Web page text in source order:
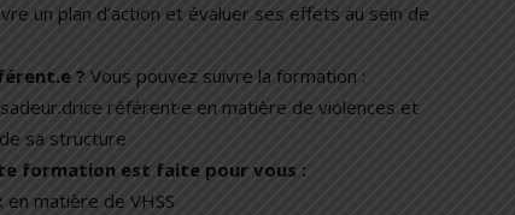
un plan d’action et évaluer ses effets au sein de
? Vous pouvez suivre laformation :
référent·e en matière de violences et
sa structure
formation est faite pour vous :
en matière de VHSS